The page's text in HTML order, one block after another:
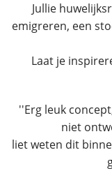
Jullie
emigreren, een
Laat je
''Erg leuk
niet
liet weten dit